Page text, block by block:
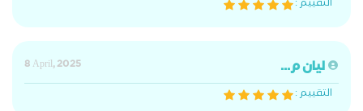
التقييم :
ليان م...
8 April, 2025
التقييم :